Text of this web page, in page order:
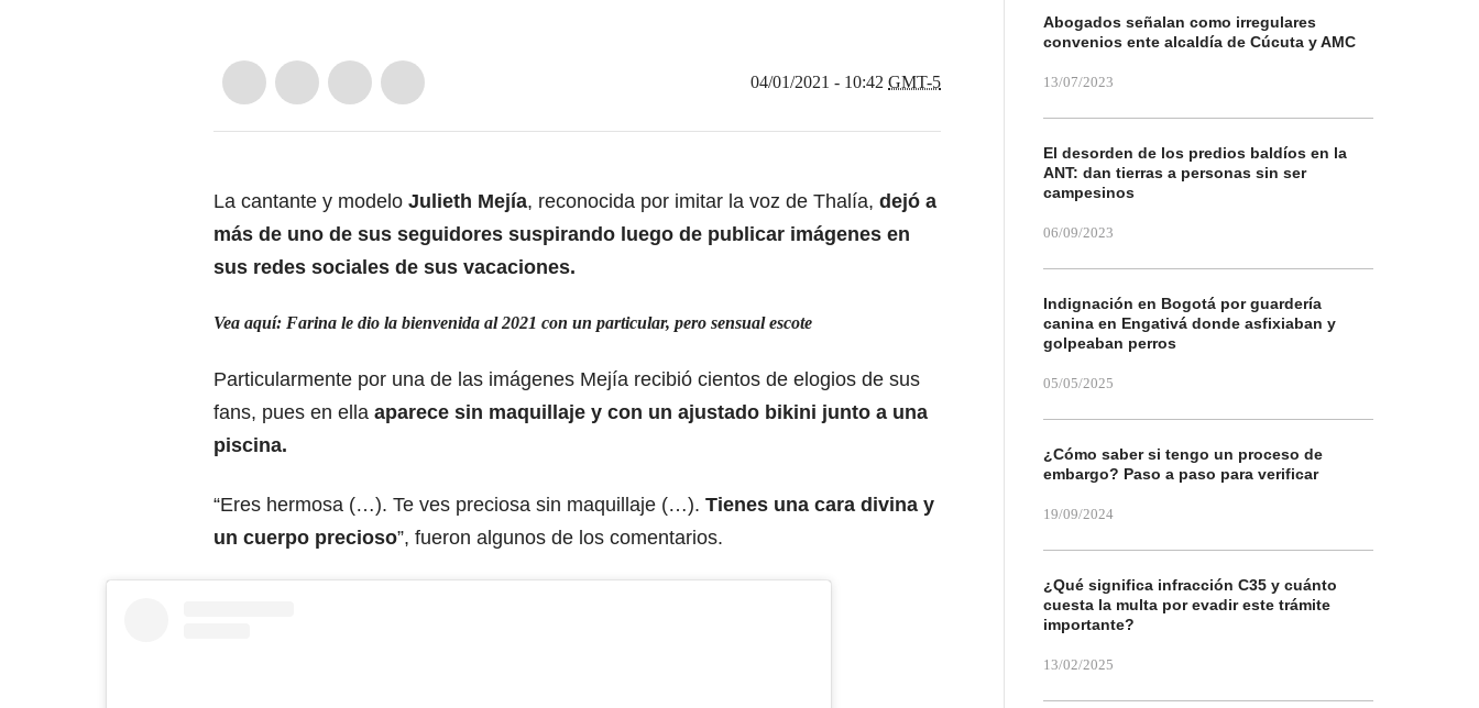
04/01/2021 - 10:42 GMT-5
La cantante y modelo Julieth Mejía, reconocida por imitar la voz de Thalía, dejó a
más de uno de sus seguidores suspirando luego de publicar imágenes en
sus redes sociales de sus vacaciones.
Vea aquí: Farina le dio la bienvenida al 2021 con un particular, pero sensual escote
Particularmente por una de las imágenes Mejía recibió cientos de elogios de sus
fans, pues en ella aparece sin maquillaje y con un ajustado bikini junto a una
piscina.
“Eres hermosa (…). Te ves preciosa sin maquillaje (…). Tienes una cara divina y
un cuerpo precioso”, fueron algunos de los comentarios.
Abogados señalan como irregulares
convenios ente alcaldía de Cúcuta y AMC
13/07/2023
El desorden de los predios baldíos en la
ANT: dan tierras a personas sin ser
campesinos
06/09/2023
Indignación en Bogotá por guardería
canina en Engativá donde asfixiaban y
golpeaban perros
05/05/2025
¿Cómo saber si tengo un proceso de
embargo? Paso a paso para verificar
19/09/2024
¿Qué significa infracción C35 y cuánto
cuesta la multa por evadir este trámite
importante?
13/02/2025